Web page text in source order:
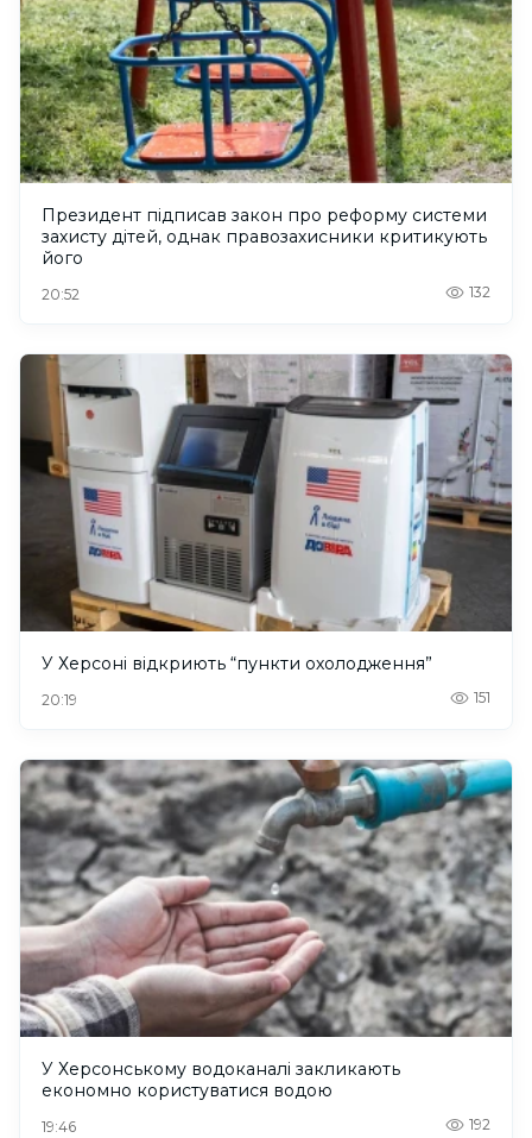
Президент підписав закон про реформу системи
захисту дітей, однак правозахисники критикують
його
20:52 132
У Херсоні відкриють “пункти охолодження”
20:19 151
У Херсонському водоканалі закликають
економно користуватися водою
19:46 192